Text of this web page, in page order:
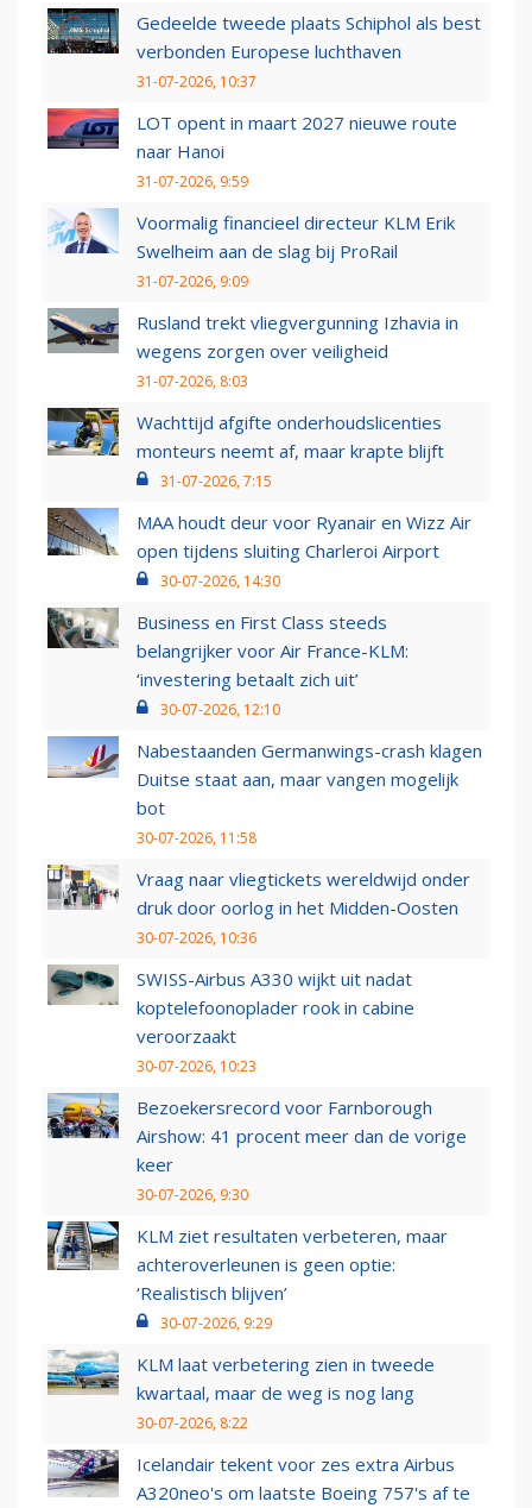
Gedeelde tweede plaats Schiphol als best
verbonden Europese luchthaven
31-07-2026, 10:37
LOT opent in maart 2027 nieuwe route
naar Hanoi
31-07-2026, 9:59
Voormalig financieel directeur KLM Erik
Swelheim aan de slag bij ProRail
31-07-2026, 9:09
Rusland trekt vliegvergunning Izhavia in
wegens zorgen over veiligheid
31-07-2026, 8:03
Wachttijd afgifte onderhoudslicenties
monteurs neemt af, maar krapte blijft
31-07-2026, 7:15
MAA houdt deur voor Ryanair en Wizz Air
open tijdens sluiting Charleroi Airport
30-07-2026, 14:30
Business en First Class steeds
belangrijker voor Air France-KLM:
‘investering betaalt zich uit’
30-07-2026, 12:10
Nabestaanden Germanwings-crash klagen
Duitse staat aan, maar vangen mogelijk
bot
30-07-2026, 11:58
Vraag naar vliegtickets wereldwijd onder
druk door oorlog in het Midden-Oosten
30-07-2026, 10:36
SWISS-Airbus A330 wijkt uit nadat
koptelefoonoplader rook in cabine
veroorzaakt
30-07-2026, 10:23
Bezoekersrecord voor Farnborough
Airshow: 41 procent meer dan de vorige
keer
30-07-2026, 9:30
KLM ziet resultaten verbeteren, maar
achteroverleunen is geen optie:
‘Realistisch blijven’
30-07-2026, 9:29
KLM laat verbetering zien in tweede
kwartaal, maar de weg is nog lang
30-07-2026, 8:22
Icelandair tekent voor zes extra Airbus
A320neo's om laatste Boeing 757's af te